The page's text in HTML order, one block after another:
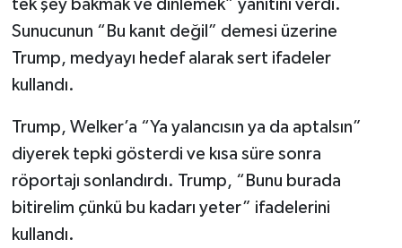
tek şey bakmak ve dinlemek” yanıtını verdi.
Sunucunun “Bu kanıt değil” demesi üzerine
Trump, medyayı hedef alarak sert ifadeler
kullandı.
Trump, Welker’a “Ya yalancısın ya da aptalsın”
diyerek tepki gösterdi ve kısa süre sonra
röportajı sonlandırdı. Trump, “Bunu burada
bitirelim çünkü bu kadarı yeter” ifadelerini
kullandı.